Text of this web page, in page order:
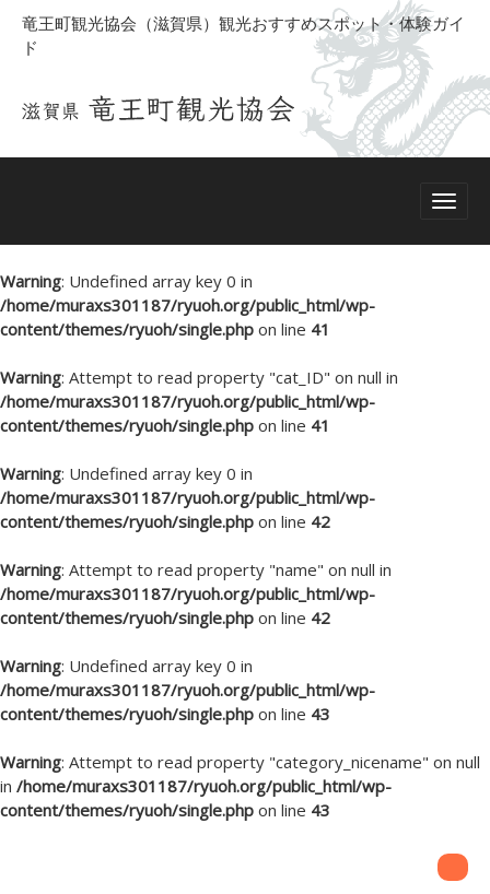
竜王町観光協会（滋賀県）観光おすすめスポット・体験ガイ
ド
Warning: Undefined array key 0 in
/home/muraxs301187/ryuoh.org/public_html/wp-
content/themes/ryuoh/single.php on line 41
Warning: Attempt to read property "cat_ID" on null in
/home/muraxs301187/ryuoh.org/public_html/wp-
content/themes/ryuoh/single.php on line 41
Warning: Undefined array key 0 in
/home/muraxs301187/ryuoh.org/public_html/wp-
content/themes/ryuoh/single.php on line 42
Warning: Attempt to read property "name" on null in
/home/muraxs301187/ryuoh.org/public_html/wp-
content/themes/ryuoh/single.php on line 42
Warning: Undefined array key 0 in
/home/muraxs301187/ryuoh.org/public_html/wp-
content/themes/ryuoh/single.php on line 43
Warning: Attempt to read property "category_nicename" on null
in /home/muraxs301187/ryuoh.org/public_html/wp-
content/themes/ryuoh/single.php on line 43